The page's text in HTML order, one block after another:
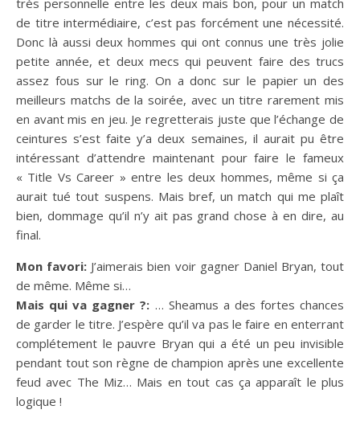
très personnelle entre les deux mais bon, pour un match
de titre intermédiaire, c’est pas forcément une nécessité.
Donc là aussi deux hommes qui ont connus une très jolie
petite année, et deux mecs qui peuvent faire des trucs
assez fous sur le ring. On a donc sur le papier un des
meilleurs matchs de la soirée, avec un titre rarement mis
en avant mis en jeu. Je regretterais juste que l’échange de
ceintures s’est faite y’a deux semaines, il aurait pu être
intéressant d’attendre maintenant pour faire le fameux
« Title Vs Career » entre les deux hommes, même si ça
aurait tué tout suspens. Mais bref, un match qui me plaît
bien, dommage qu’il n’y ait pas grand chose à en dire, au
final.
Mon favori: J’aimerais bien voir gagner Daniel Bryan, tout
de même. Même si…
Mais qui va gagner ?: … Sheamus a des fortes chances
de garder le titre. J’espère qu’il va pas le faire en enterrant
complétement le pauvre Bryan qui a été un peu invisible
pendant tout son règne de champion après une excellente
feud avec The Miz… Mais en tout cas ça apparaît le plus
logique !